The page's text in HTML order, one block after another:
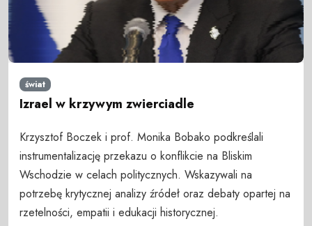
świat
Izrael w krzywym zwierciadle
Krzysztof Boczek i prof. Monika Bobako podkreślali
instrumentalizację przekazu o konflikcie na Bliskim
Wschodzie w celach politycznych. Wskazywali na
potrzebę krytycznej analizy źródeł oraz debaty opartej na
rzetelności, empatii i edukacji historycznej.